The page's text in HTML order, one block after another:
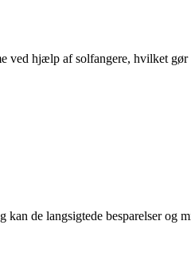
ved hjælp af solfangere, hvilket
de langsigtede besparelser og